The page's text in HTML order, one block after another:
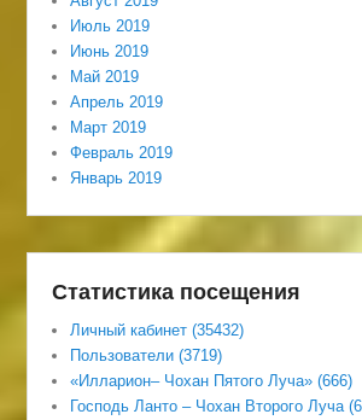
Июль 2019
Июнь 2019
Май 2019
Апрель 2019
Март 2019
Февраль 2019
Январь 2019
Статистика посещения
Личный кабинет (35432)
Пользователи (3719)
«Илларион– Чохан Пятого Луча» (666)
Господь Ланто – Чохан Второго Луча